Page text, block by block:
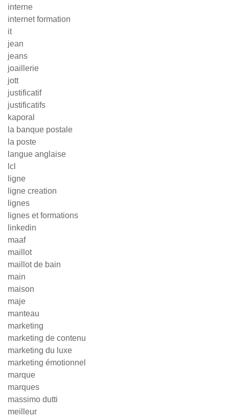
interne
internet formation
it
jean
jeans
joaillerie
jott
justificatif
justificatifs
kaporal
la banque postale
la poste
langue anglaise
lcl
ligne
ligne creation
lignes
lignes et formations
linkedin
maaf
maillot
maillot de bain
main
maison
maje
manteau
marketing
marketing de contenu
marketing du luxe
marketing émotionnel
marque
marques
massimo dutti
meilleur